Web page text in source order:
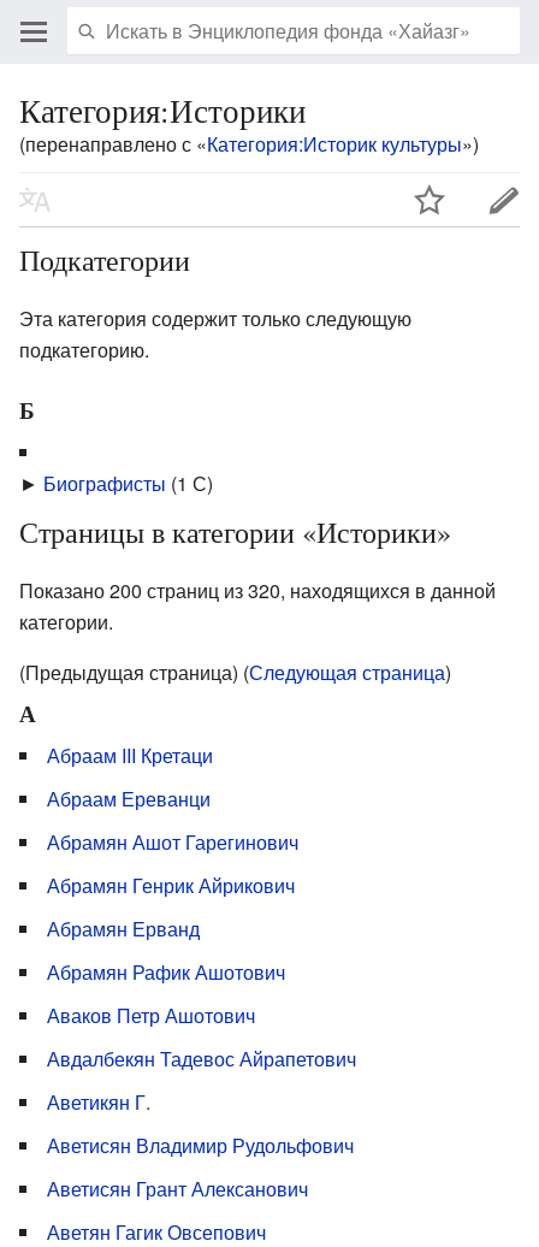
Категория:Историки
(перенаправлено с «Категория:Историк культуры»)
Подкатегории
Эта категория содержит только следующую
подкатегорию.
Б
► Биографисты (1 С)
Страницы в категории «Историки»
Показано 200 страниц из 320, находящихся в данной
категории.
(Предыдущая страница) (Следующая страница)
А
Абраам III Кретаци
Абраам Ереванци
Абрамян Ашот Гарегинович
Абрамян Генрик Айрикович
Абрамян Ерванд
Абрамян Рафик Ашотович
Аваков Петр Ашотович
Авдалбекян Тадевос Айрапетович
Аветикян Г.
Аветисян Владимир Рудольфович
Аветисян Грант Алексанович
Аветян Гагик Овсепович